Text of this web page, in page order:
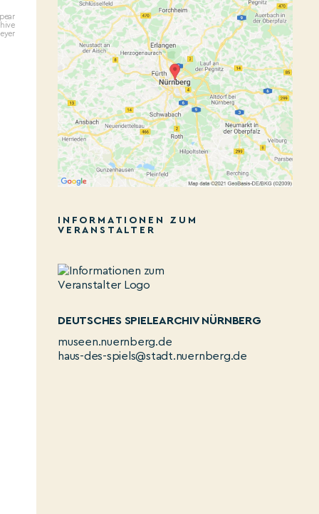
INFORMATIONEN ZUM
VERANSTALTER
DEUTSCHES SPIELEARCHIV NÜRNBERG
museen.nuernberg.de
haus-des-spiels@stadt.nuernberg.de